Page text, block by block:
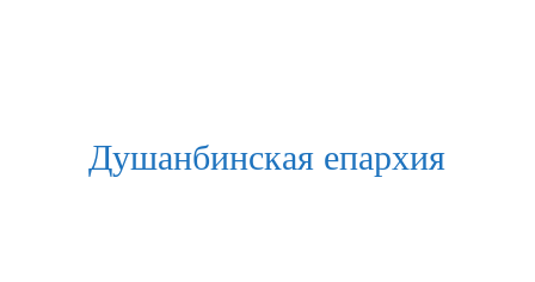
Душанбинская епархия